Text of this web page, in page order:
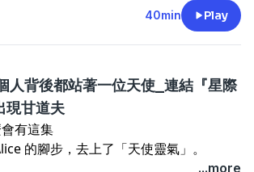
爸爸不順眼，生活中的功課都還沒修好，
當你不再對父母生氣，靈覺可能就跟著提
也很有感：跟媽媽不吵架、能心平氣和
真的比較展得開。她後來想了一下，自己
吵架了，也沒什麼好吵，媽媽講話時她都
。所以天命這件事，第一步是先修好這一
的，就是情緒控管：面對討厭的人能不能
會不會動不動就起衝突？會不會一下就對
段關係讓你覺得特別痛、特別不舒服、特
伴隨很深的情緒，因為靈魂不只透過理
過深刻的感受被看見。它會用幾種方式提
有個名詞叫「強迫性重複」，你一直遇到
直被背叛、一直被劈腿。發生一次是巧
是靈魂的盲點在告訴你：這是你的課題，
「玩」了起來，然後被聖哲曼大師溫柔地
火焰不是拿來玩的啦😆 我們先把火焰放
好對應人生四種狀態
息的信使 📨 聖經裡最常出現的就是祂
喜、告知耶穌即將誕生。有趣的是，祂
斯蘭教也出現，把古蘭經的啟示傳給先知
，其實是跨宗教、跨文化的存在。
是：👉 我們從來沒有真正傾聽過自己。
定,好像都不是我喜歡的」
件事能看見四個面向,所以她特別容易卡
,真正想要的是什麼?
張、越隨波逐流。因為每個人給的方向
不知道自己要什麼。
修禪卡課,她才終於找到一個「不是從
40min Play
人背後都站著一位天使_連結『星際
現甘道夫
有這集
的腳步，去上了「天使靈氣」。
課時蠻混沌的，老師（一位從英國來的外
...more